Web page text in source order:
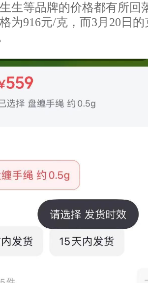
生等品牌的价格都有所回
为916元/克，而3月20日